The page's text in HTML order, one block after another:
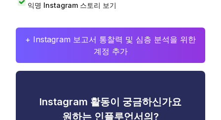
익명 Instagram 스토리 보기
+ Instagram 보고서 통찰력 및 심층 분석을 위한
계정 추가
Instagram 활동이 궁금하신가요
원하는 인플루언서의?